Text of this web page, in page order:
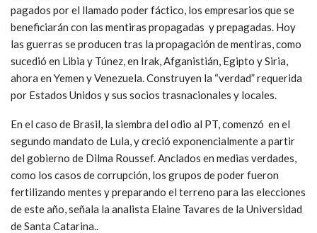
pagados por el llamado poder fáctico, los empresarios que se
beneficiarán con las mentiras propagadas y prepagadas. Hoy
las guerras se producen tras la propagación de mentiras, como
sucedió en Libia y Túnez, en Irak, Afganistián, Egipto y Siria,
ahora en Yemen y Venezuela. Construyen la “verdad” requerida
por Estados Unidos y sus socios trasnacionales y locales.
En el caso de Brasil, la siembra del odio al PT, comenzó en el
segundo mandato de Lula, y creció exponencialmente a partir
del gobierno de Dilma Roussef. Anclados en medias verdades,
como los casos de corrupción, los grupos de poder fueron
fertilizando mentes y preparando el terreno para las elecciones
de este año, señala la analista Elaine Tavares de la Universidad
de Santa Catarina..